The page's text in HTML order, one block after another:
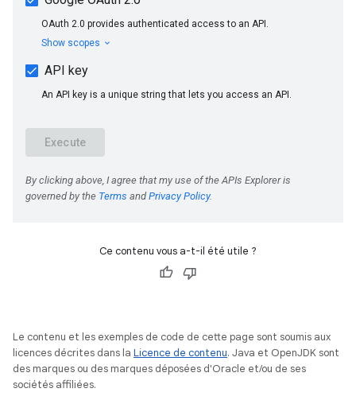
Ce contenu vous a-t-il été utile ?
Le contenu et les exemples de code de cette page sont soumis aux
licences décrites dans la Licence de contenu. Java et OpenJDK sont
des marques ou des marques déposées d'Oracle et/ou de ses
sociétés affiliées.